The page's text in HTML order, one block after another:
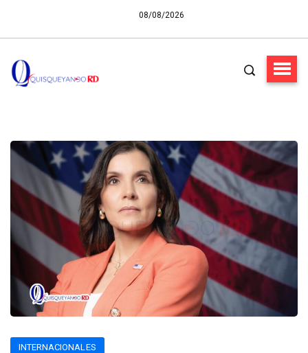
08/08/2026
INTERNACIONALES